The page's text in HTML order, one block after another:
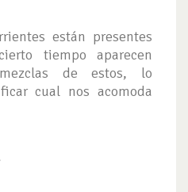
están presentes
tiempo aparecen
de estos, lo
cual nos acomoda